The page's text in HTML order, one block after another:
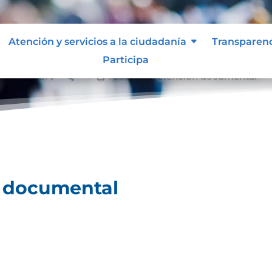
Atención y servicios a la ciudadanía
Participa